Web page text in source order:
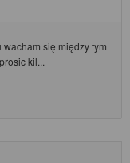
się między tym
kil...